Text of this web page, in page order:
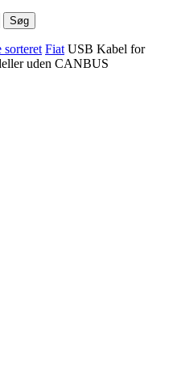
Søg
Fiat USB Kabel for
uden CANBUS